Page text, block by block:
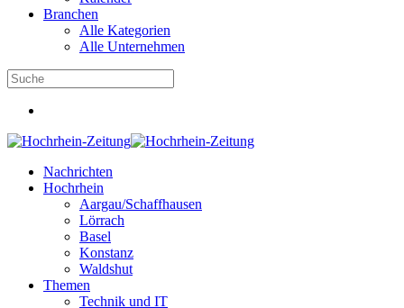
Branchen
Alle Kategorien
Alle Unternehmen
Nachrichten
Hochrhein
Aargau/Schaffhausen
Lörrach
Basel
Konstanz
Waldshut
Themen
Technik und IT